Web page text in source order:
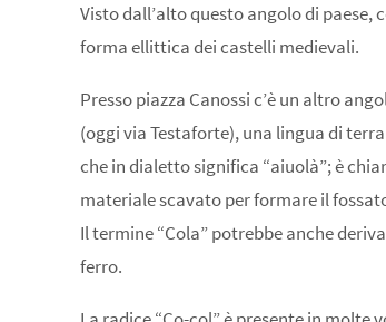
Visto dall’alto questo angolo di
forma ellittica dei castelli medievali.
Presso piazza Canossi c’è un altro
(oggi via Testaforte), una lingua di
che in dialetto significa “aiuolà”; è
materiale scavato per formare il
Il termine “Cola” potrebbe anche
ferro.